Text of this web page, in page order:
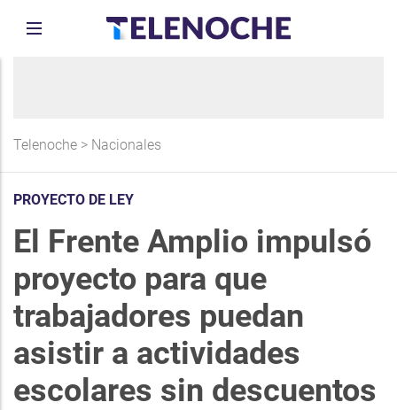
Telenoche > Nacionales
PROYECTO DE LEY
El Frente Amplio impulsó
proyecto para que
trabajadores puedan
asistir a actividades
escolares sin descuentos